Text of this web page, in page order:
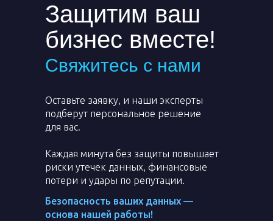
Безопасность ваших данных —
основа нашей работы!
Оставьте заявку, и наши эксперты
подберут персональное решение
для вас.
Каждая минута без защиты повышает
риски утечек данных, финансовые
потери и удары по репутации.
Свяжитесь с нами
Защитим ваш
бизнес вместе!